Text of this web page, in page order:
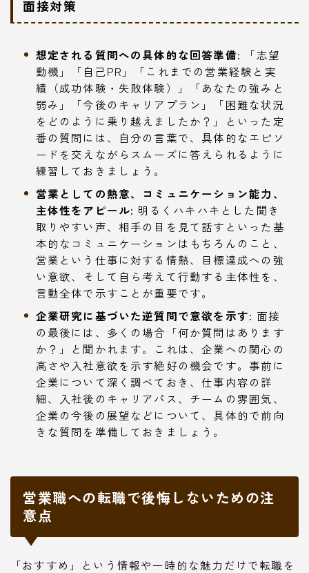
面接対策
想定される質問への具体的な回答準備: 「志望
動機」「自己PR」「これまでの営業経験と実
績（成功体験・失敗体験）」「あなたの強みと
弱み」「今後のキャリアプラン」「困難な状況
をどのように乗り越えましたか？」といった定
番の質問には、自分の言葉で、具体的なエピソ
ードを交えながらスムーズに答えられるように
練習しておきましょう。
営業としての熱意、コミュニケーション能力、
主体性をアピール: 明るくハキハキとした聞き
取りやすい声、相手の目を見て話すといった基
本的なコミュニケーションはもちろんのこと、
営業という仕事に対する情熱、目標達成への強
い意欲、そして自ら考えて行動する主体性を、
言動全体で示すことが重要です。
企業研究に基づいた逆質問で意欲を示す: 面接
の最後には、多くの場合「何か質問はあります
か？」と聞かれます。これは、企業への関心の
高さや入社意欲を示す絶好の機会です。事前に
企業について深く調べておき、仕事内容の詳
細、入社後のキャリアパス、チームの雰囲気、
企業の今後の展望などについて、具体的で前向
きな質問を準備しておきましょう。
営業職への転職で後悔しないための注
意点
「おすすめ」という情報や一時的な魅力だけで転職を